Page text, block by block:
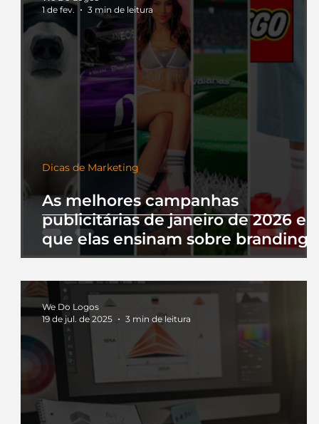
As melhores campanhas
publicitárias de janeiro de 2026 e
que elas ensinam sobre branding
Dicas de Marketing
1 de fev.
3 min de leitura
We Do Logos
19 de jul. de 2025
3 min de leitura